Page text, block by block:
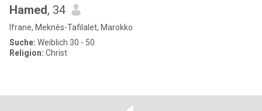
Hamed, 34
Ifrane, Meknès-Tafilalet, Marokko
Suche: Weiblich 30 - 50
Religion: Christ